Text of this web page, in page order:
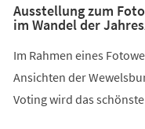
Ausstellung zum
im Wandel der
Im Rahmen eines
Ansichten der
Voting wird das